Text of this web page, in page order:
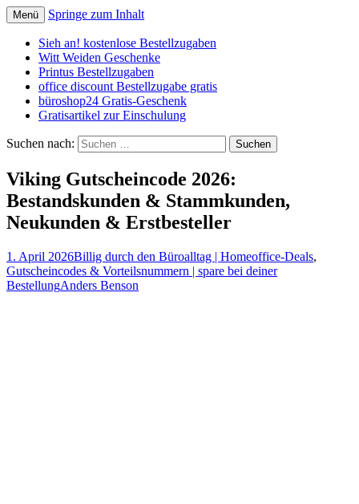
spaaaren.de
günstig einkaufen und billig leben
Menü Springe zum Inhalt
Sieh an! kostenlose Bestellzugaben
Witt Weiden Geschenke
Printus Bestellzugaben
office discount Bestellzugabe gratis
büroshop24 Gratis-Geschenk
Gratisartikel zur Einschulung
Suchen nach:
Viking Gutscheincode 2026:
Bestandskunden & Stammkunden,
Neukunden & Erstbesteller
1. April 2026Billig durch den Büroalltag | Homeoffice-Deals,
Gutscheincodes & Vorteilsnummern | spare bei deiner
BestellungAnders Benson